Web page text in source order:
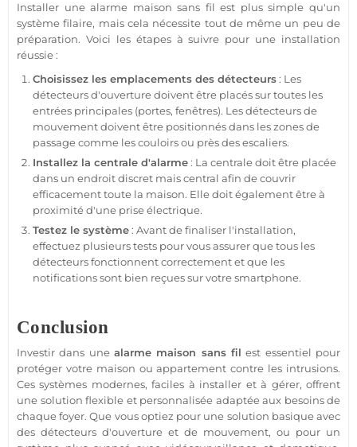
Installer unealarme maison sans fil est plus simple qu'un
système filaire, mais cela nécessite tout de même un peu de
préparation. Voici les étapes à suivre pour une installation
réussie :
Choisissez les emplacements des détecteurs: Les
détecteurs d'ouverture doivent être placés sur toutes les
entrées principales (portes, fenêtres). Les détecteurs de
mouvement doivent être positionnés dans les zones de
passage comme les couloirs ou près des escaliers.
Installez la centrale d'alarme: La centraledoit être placée
dans un endroit discret mais central afin de couvrir
efficacement toute la maison. Elle doit également être à
proximité d'une prise électrique.
Testez le système: Avant de finaliser l'installation,
effectuez plusieurs tests pour vous assurer que tous les
détecteurs fonctionnent correctement et que les
notifications sont bien reçues sur votresmartphone.
Conclusion
Investir dans une alarme maison sans fil est essentiel pour
protéger votre maison ouappartement contre les intrusions.
Ces systèmes modernes, faciles à installer et à gérer, offrent
une solution flexible et personnalisée adaptée aux besoins de
chaque foyer. Que vous optiez pour une solution basique avec
des détecteurs d'ouverture et de mouvement, ou pour un